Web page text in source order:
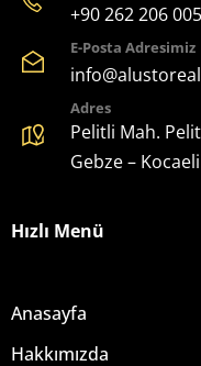
+90 262 206
E-Posta Adresimiz
Adres
Pelitli Mah.
Gebze – Kocaeli
Hızlı Menü
Anasayfa
Hakkımızda